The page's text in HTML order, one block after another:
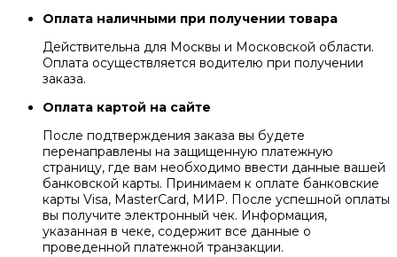
Оплата наличными при получении товара
Действительна для Москвы и Московской области.
Оплата осуществляется водителю при получении
заказа.
Оплата картой на сайте
После подтверждения заказа вы будете
перенаправлены на защищенную платежную
страницу, где вам необходимо ввести данные вашей
банковской карты. Принимаем к оплате банковские
карты Visa, MasterCard, МИР. После успешной оплаты
вы получите электронный чек. Информация,
указанная в чеке, содержит все данные о
проведенной платежной транзакции.